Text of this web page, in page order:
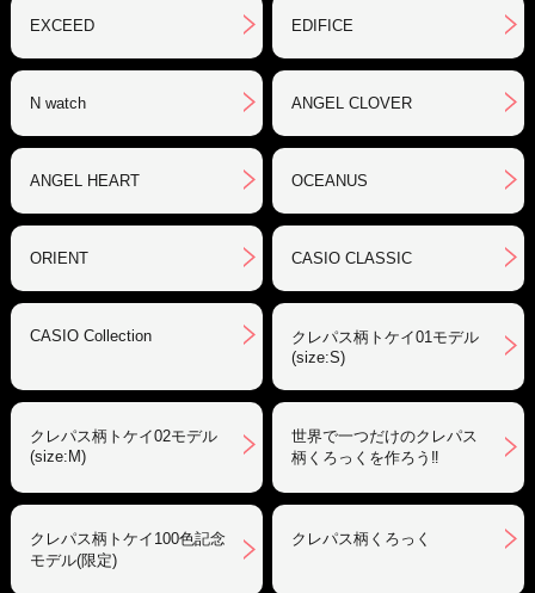
EXCEED EDIFICE
N watch ANGEL CLOVER
ANGEL HEART OCEANUS
ORIENT CASIO CLASSIC
CASIO Collection
クレパス柄トケイ01モデル
(size:S)
クレパス柄トケイ02モデル
(size:M)
世界で一つだけのクレパス
柄くろっくを作ろう‼︎
クレパス柄トケイ100色記念
モデル(限定)
クレパス柄くろっく